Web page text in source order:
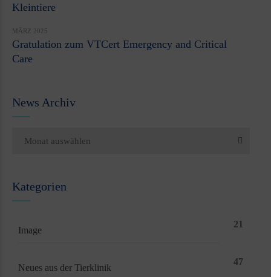
Kleintiere
MÄRZ 2025
Gratulation zum VTCert Emergency and Critical
Care
News Archiv
Monat auswählen
Kategorien
Image
21
Neues aus der Tierklinik
47